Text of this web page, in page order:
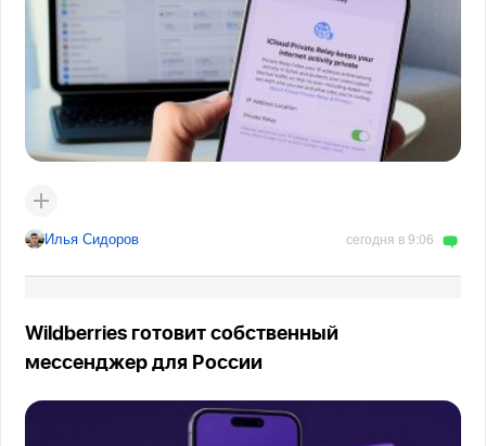
Илья Сидоров сегодня в 9:06
Wildberries готовит собственный
мессенджер для России